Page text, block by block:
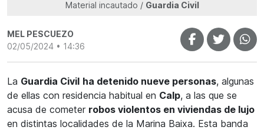
Material incautado / Guardia Civil
MEL PESCUEZO
02/05/2024 • 14:36
La Guardia Civil ha detenido nueve personas, algunas
de ellas con residencia habitual en Calp, a las que se
acusa de cometer robos violentos en viviendas de lujo
en distintas localidades de la Marina Baixa. Esta banda